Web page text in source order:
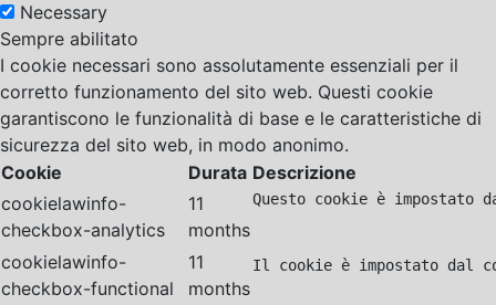
Necessary
Sempre abilitato
I cookie necessari sono assolutamente essenziali per il
corretto funzionamento del sito web. Questi cookie
garantiscono le funzionalità di base e le caratteristiche di
sicurezza del sito web, in modo anonimo.
Cookie
Durata Descrizione
cookielawinfo-
checkbox-analytics
11
months
Questo cookie è
cookielawinfo-
checkbox-functional
11
months
Il cookie è impostato dal